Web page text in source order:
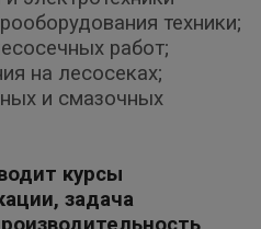
техники;
работ;
на лесосеках;
и смазочных
курсы
задача